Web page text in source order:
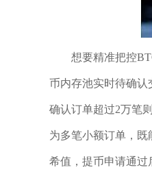
想要精准把控
币内存池实时待确认
确认订单超过2万笔
为多笔小额订单，
希值，提币申请通过